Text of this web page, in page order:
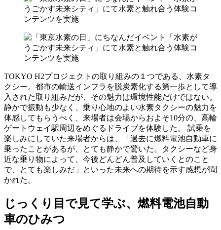
TOKYO H2プロジェクトの取り組みの１つである、水素タ
クシー。都市の輸送インフラを脱炭素化する第一歩として導
入された取り組みだが、その魅力は環境性能だけではない。
静かで振動も少なく、乗り心地のよい水素タクシーの魅力を
体感してもらうべく、来場者は会場からおよそ10分の、高輪
ゲートウェイ駅周辺をめぐるドライブを体験した。 試乗を
楽しみにしていた来場者からは、「過去に燃料電池自動車に
乗ったことがあるが、とても静かで驚いた。タクシーなど身
近な乗り物によって、今後どんどん普及していくとのこと
で、とても楽しみだ」といった未来への期待を示す感想が聞
かれた。
じっくり目で見て学ぶ、燃料電池自動
車のひみつ